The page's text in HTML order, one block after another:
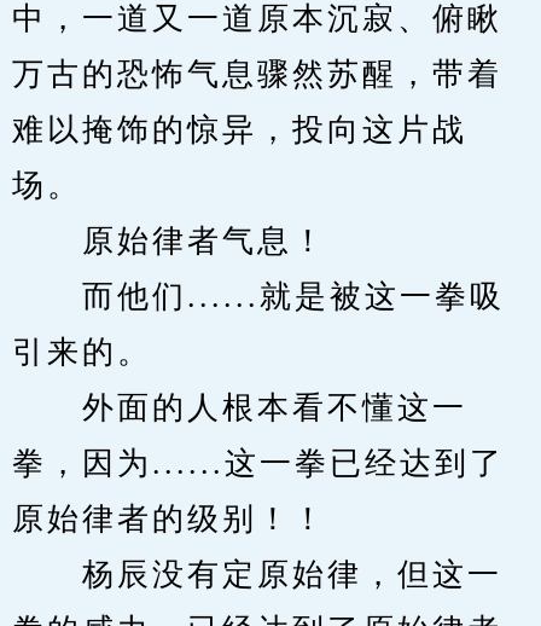
中，一道又一道原本沉寂、俯瞅
万古的恐怖气息骤然苏醒，带着
难以掩饰的惊异，投向这片战
场。
原始律者气息！
而他们......就是被这一拳吸
引来的。
外面的人根本看不懂这一
拳，因为......这一拳已经达到了
原始律者的级别！！
杨辰没有定原始律，但这一